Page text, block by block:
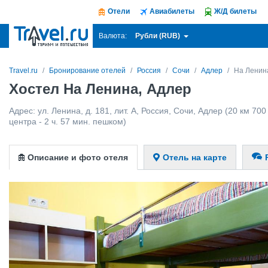
Отели Авиабилеты Ж/Д билеты
Валюта: Рубли (RUB)
Travel.ru Бронирование отелей Россия Сочи Адлер На
Хостел На Ленина, Адлер
Адрес: ул. Ленина, д. 181, лит. А Россия Сочи Адлер (20 км 700
центра - 2 ч. 57 мин. пешком)
Описание и фото отеля Отель на карте